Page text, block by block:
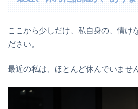
ここから少しだけ、私自身の、情け
ださい。
最近の私は、ほとんど休んでいません